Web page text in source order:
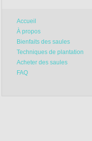
Accueil
À propos
Bienfaits des saules
Techniques de plantation
Acheter des saules
FAQ